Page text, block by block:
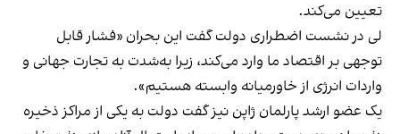
تعیین می‌کند.
‫لی در نشست اضطراری دولت گفت این بحران «فشار قابل
توجهی بر اقتصاد ما وارد می‌کند، زیرا به‌شدت به تجارت جهانی و
واردات انرژی از خاورمیانه وابسته هستیم».
یک عضو ارشد پارلمان ژاپن نیز گفت دولت به یکی از مراکز ذخیره